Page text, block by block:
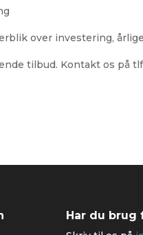
over investering,
tilbud. Kontakt os på
Har du